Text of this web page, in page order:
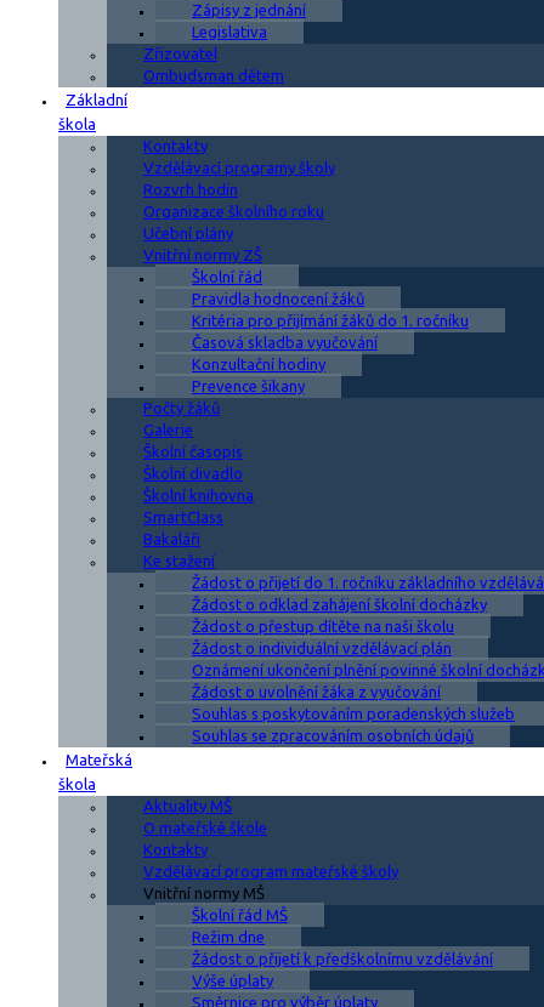
Zápisy z jednání
Legislativa
Zřizovatel
Ombudsman dětem
Základní
škola
Kontakty
Vzdělávací programy školy
Rozvrh hodin
Organizace školního roku
Učební plány
Vnitřní normy ZŠ
Školní řád
Pravidla hodnocení žáků
Kritéria pro přijímání žáků do 1. ročníku
Časová skladba vyučování
Konzultační hodiny
Prevence šikany
Počty žáků
Galerie
Školní časopis
Školní divadlo
Školní knihovna
SmartClass
Bakaláři
Ke stažení
Žádost o přijetí do 1. ročníku základního
Žádost o odklad zahájení školní docházky
Žádost o přestup dítěte na naši školu
Žádost o individuální vzdělávací plán
Oznámení ukončení plnění povinné školní
Žádost o uvolnění žáka z vyučování
Souhlas s poskytováním poradenských služeb
Souhlas se zpracováním osobních údajů
Mateřská
škola
Aktuality MŠ
O mateřské škole
Kontakty
Vzdělávací program mateřské školy
Vnitřní normy MŠ
Školní řád MŠ
Režim dne
Žádost o přijetí k předškolnímu vzdělávání
Výše úplaty
Směrnice pro výběr úplaty